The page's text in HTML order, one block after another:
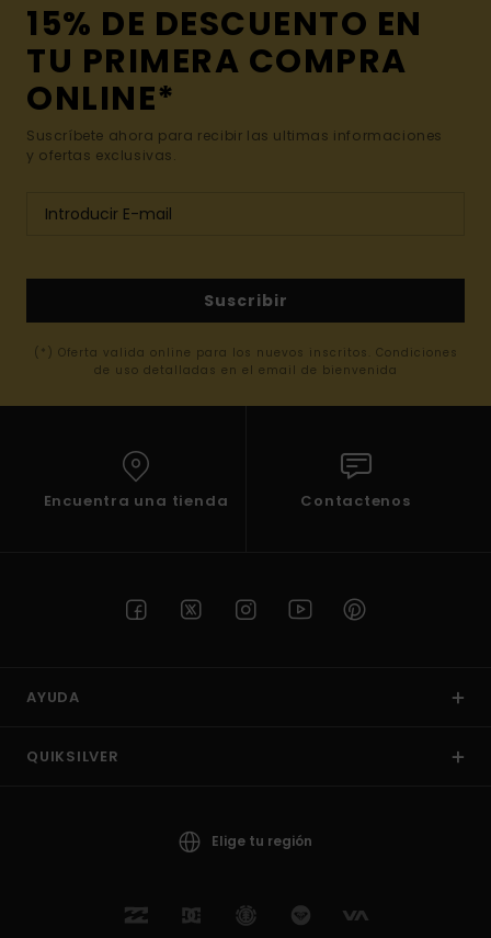
15% DE DESCUENTO EN
TU PRIMERA COMPRA
ONLINE*
Suscríbete ahora para recibir las ultimas informaciones
y ofertas exclusivas.
Suscribir
(*) Oferta valida online para los nuevos inscritos. Condiciones
de uso detalladas en el email de bienvenida
Encuentra una tienda Contactenos
AYUDA
QUIKSILVER
Elige tu región